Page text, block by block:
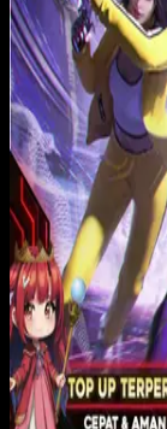
Login